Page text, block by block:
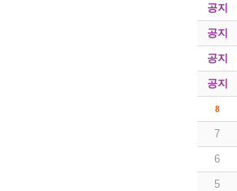
공지
공지
공지
공지
8
7
6
5